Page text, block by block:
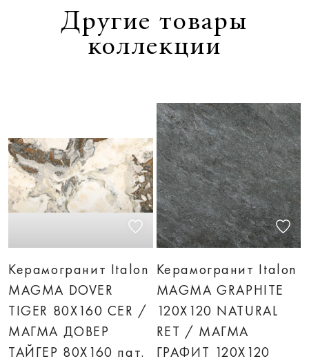
Другие товары
коллекции
Керамогранит Italon
MAGMA DOVER
TIGER 80X160 CER /
МАГМА ДОВЕР
ТАЙГЕР 80X160 пат.
Керамогранит Italon
MAGMA GRAPHITE
120X120 NATURAL
RET / МАГМА
ГРАФИТ 120X120